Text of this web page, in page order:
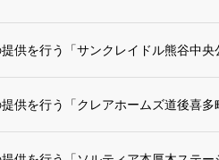
供を行う「サンクレイドル熊谷中
供を行う「クレアホームズ道後喜